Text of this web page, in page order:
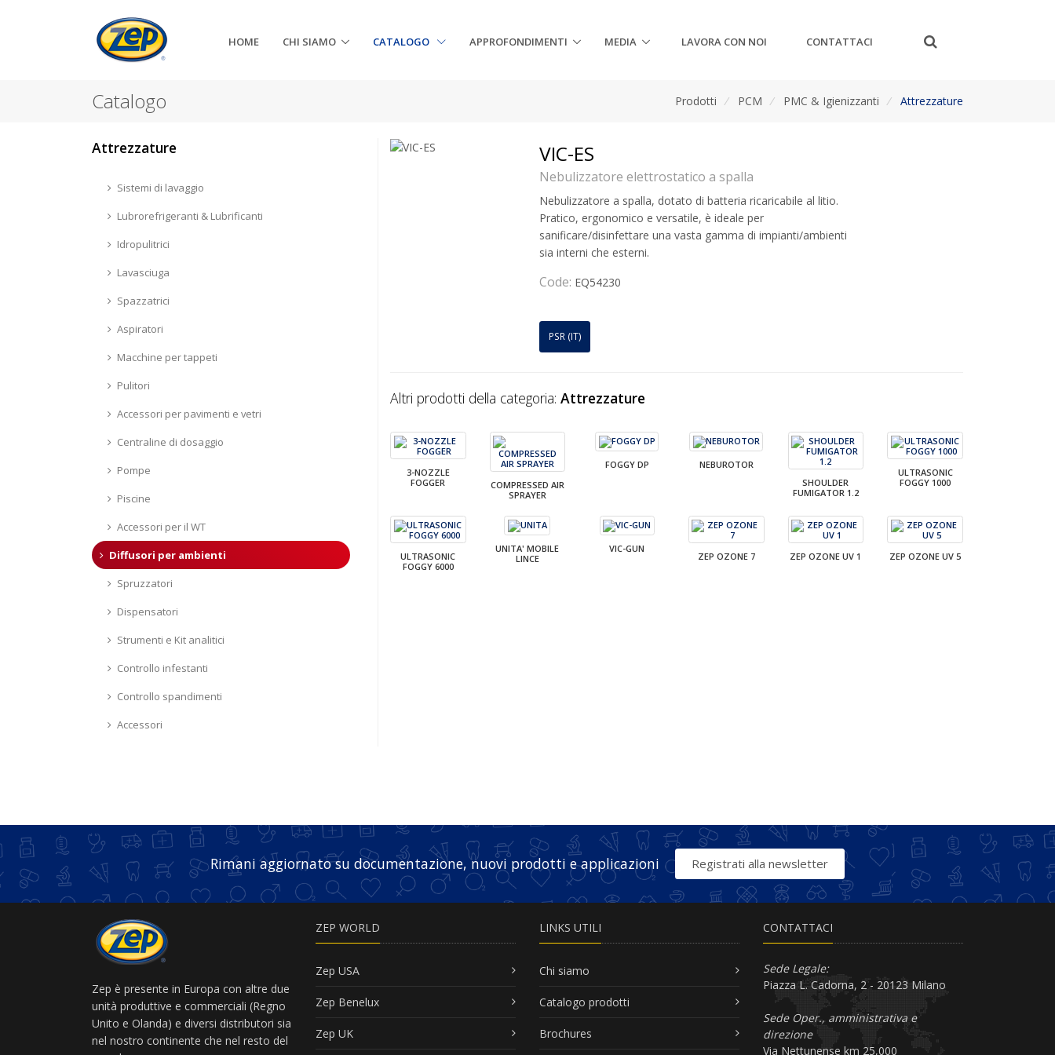
HOME CHI SIAMO CATALOGO APPROFONDIMENTI MEDIA LAVORA CON NOI CONTATTACI
Catalogo Prodotti / PCM / PMC & Igienizzanti / Attrezzature
VIC-ES
Nebulizzatore elettrostatico a spalla
Nebulizzatore a spalla, dotato di batteria ricaricabile al litio.
Pratico, ergonomico e versatile, è ideale per
sanificare/disinfettare una vasta gamma di impianti/ambienti
sia interni che esterni.
Code: EQ54230
PSR (IT)
Altri prodotti della categoria: Attrezzature
3-NOZZLE
FOGGER
COMPRESSED AIR
SPRAYER
FOGGY DP
NEBUROTOR
SHOULDER
FUMIGATOR 1.2
ULTRASONIC
FOGGY 1000
ULTRASONIC
FOGGY 6000
UNITA' MOBILE
LINCE
VIC-GUN
ZEP OZONE 7 ZEP OZONE UV 1 ZEP OZONE UV 5
Attrezzature
Sistemi di lavaggio
Lubrorefrigeranti & Lubrificanti
Idropulitrici
Lavasciuga
Spazzatrici
Aspiratori
Macchine per tappeti
Pulitori
Accessori per pavimenti e vetri
Centraline di dosaggio
Pompe
Piscine
Accessori per il WT
Diffusori per ambienti
Spruzzatori
Dispensatori
Strumenti e Kit analitici
Controllo infestanti
Controllo spandimenti
Accessori
Rimani aggiornato su documentazione, nuovi prodotti e applicazioni Registrati alla newsletter
Zep è presente in Europa con altre due
unità produttive e commerciali (Regno
Unito e Olanda) e diversi distributori sia
nel nostro continente che nel resto del
ZEP WORLD
Zep USA
Zep Benelux
Zep UK
LINKS UTILI
Chi siamo
Catalogo prodotti
Brochures
CONTATTACI
Sede Legale:
Piazza L. Cadorna, 2 - 20123 Milano
Sede Oper., amministrativa e
direzione
Via Nettunense km 25,000